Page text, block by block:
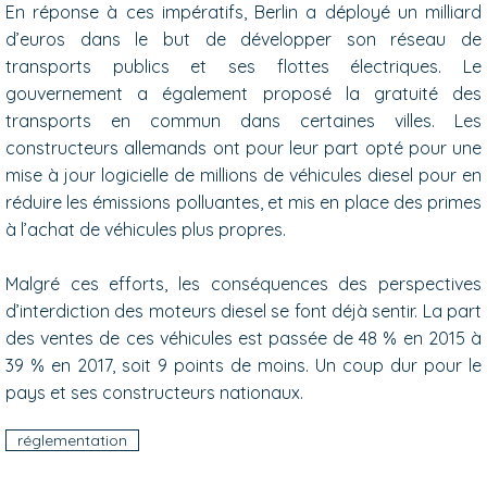
En réponse à ces impératifs, Berlin a déployé un milliard
d’euros dans le but de développer son réseau de
transports publics et ses flottes électriques. Le
gouvernement a également proposé la gratuité des
transports en commun dans certaines villes. Les
constructeurs allemands ont pour leur part opté pour une
mise à jour logicielle de millions de véhicules diesel pour en
réduire les émissions polluantes, et mis en place des primes
à l’achat de véhicules plus propres.
Malgré ces efforts, les conséquences des perspectives
d’interdiction des moteurs diesel se font déjà sentir. La part
des ventes de ces véhicules est passée de 48 % en 2015 à
39 % en 2017, soit 9 points de moins. Un coup dur pour le
pays et ses constructeurs nationaux.
réglementation